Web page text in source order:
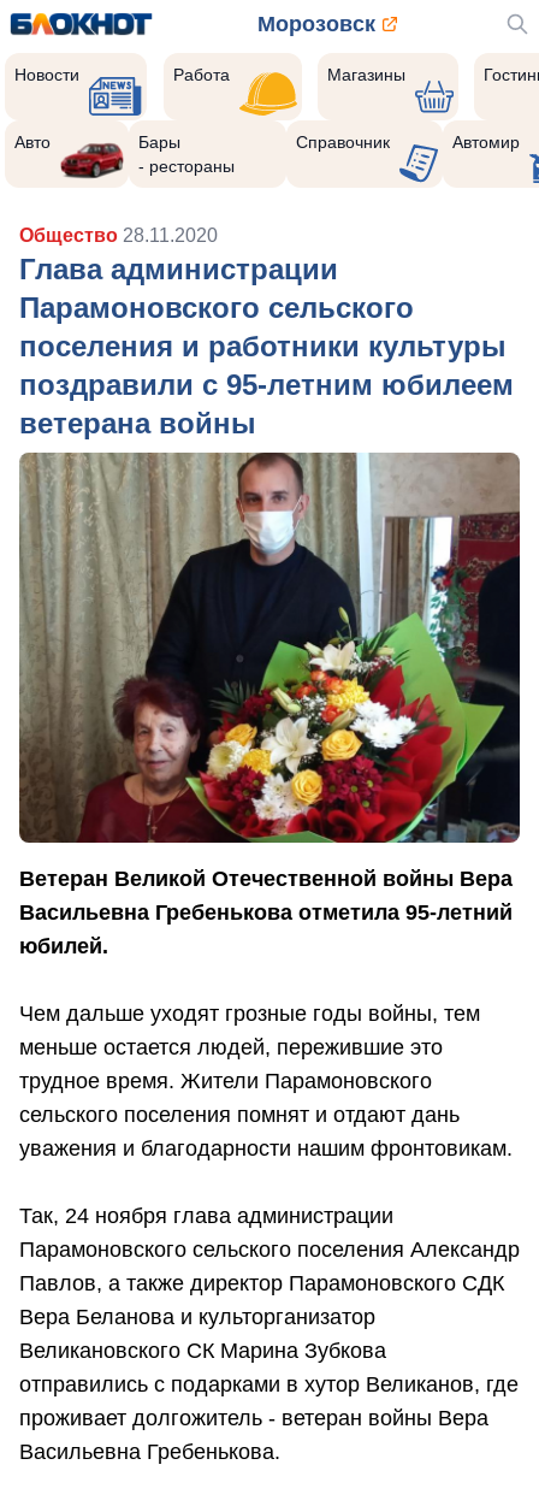
Морозовск
Новости Работа Магазины
Авто
Бары
- рестораны
Справочник Автомир
Общество 28.11.2020
Глава администрации
Парамоновского сельского
поселения и работники культуры
поздравили с 95-летним юбилеем
ветерана войны
Ветеран Великой Отечественной войны Вера
Васильевна Гребенькова отметила 95-летний
юбилей.
Чем дальше уходят грозные годы войны, тем
меньше остается людей, пережившие это
трудное время. Жители Парамоновского
сельского поселения помнят и отдают дань
уважения и благодарности нашим фронтовикам.
Так, 24 ноября глава администрации
Парамоновского сельского поселения Александр
Павлов, а также директор Парамоновского СДК
Вера Беланова и культорганизатор
Великановского СК Марина Зубкова
отправились с подарками в хутор Великанов, где
проживает долгожитель - ветеран войны Вера
Васильевна Гребенькова.